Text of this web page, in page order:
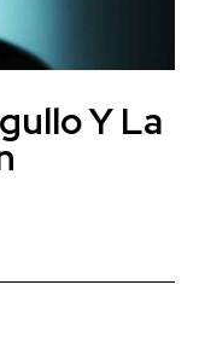
Y La